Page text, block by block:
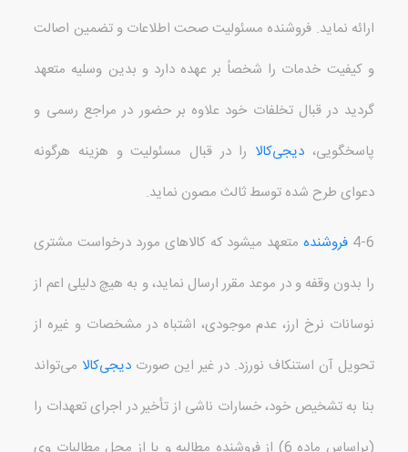
ارائه نماید. فروشنده مسئولیت صحت اطلاعات و تضمین اصالت
و کیفیت خدمات را شخصاً بر عهده دارد و بدین وسلیه متعهد
گردید در قبال تخلفات خود علاوه بر حضور در مراجع رسمی و
پاسخگویی، دیجی‌کالا را در قبال مسئولیت و هزینه هرگونه
دعوای طرح شده توسط ثالث مصون نماید.
4-6 فروشنده متعهد میشود که کالاهای مورد درخواست مشتری
را بدون وقفه و در موعد مقرر ارسال نماید،و به هیچ دلیلی اعم از
نوسانات نرخ ارز، عدم موجودی، اشتباه در مشخصات و غیره از
تحویل آن استنکاف نورزد. در غیر این صورت دیجی‌کالا می‌تواند
بنا به تشخیص خود، خسارات ناشی از تأخیر در اجرای تعهدات را